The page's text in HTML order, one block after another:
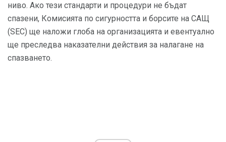
ниво. Ако тези стандарти и процедури не бъдат
спазени, Комисията по сигурността и борсите на САЩ
(SEC) ще наложи глоба на организацията и евентуално
ще преследва наказателни действия за налагане на
спазването.